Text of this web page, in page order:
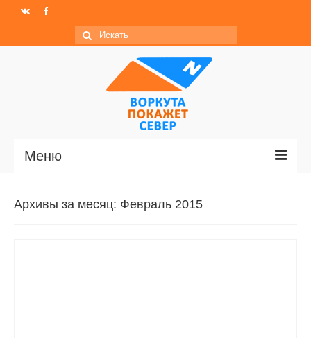
Искать:
Меню
Архивы за месяц: Февраль 2015